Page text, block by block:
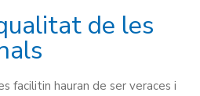
de les
facilitin hauran de ser veraces i